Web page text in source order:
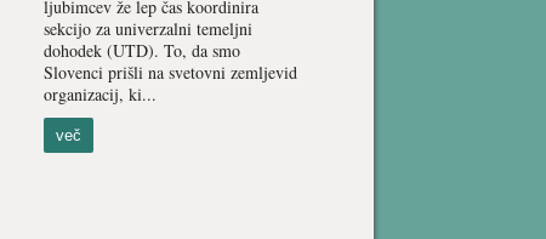
ljubimcev že lep čas koordinira
sekcijo za univerzalni temeljni
dohodek (UTD). To, da smo
Slovenci prišli na svetovni zemljevid
organizacij, ki...
več